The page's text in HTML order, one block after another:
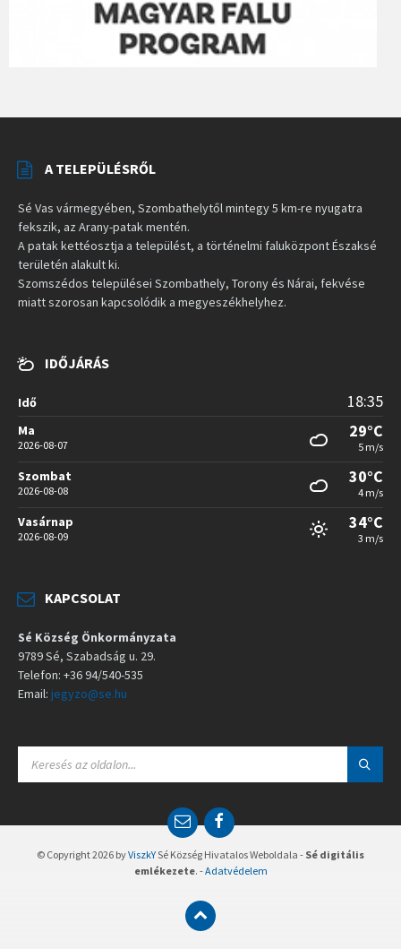
A TELEPÜLÉSRŐL
Sé Vas vármegyében, Szombathelytől mintegy 5 km-re nyugatra
fekszik, az Arany-patak mentén.
A patak kettéosztja a települést, a történelmi faluközpont Északsé
területén alakult ki.
Szomszédos települései Szombathely, Torony és Nárai, fekvése
miatt szorosan kapcsolódik a megyeszékhelyhez.
IDŐJÁRÁS
Idő 18:35
Ma
2026-08-07
29°C
5 m/s
Szombat
2026-08-08
30°C
4 m/s
Vasárnap
2026-08-09
34°C
3 m/s
KAPCSOLAT
Sé Község Önkormányzata
9789 Sé, Szabadság u. 29.
Telefon: +36 94/540-535
Email: jegyzo@se.hu
A
E
m
a
i
l
F
a
c
e
b
© Copyright 2026 byViszkYSé Község Hivatalos Weboldala - Sé digitális
emlékezete. -Adatvédelem